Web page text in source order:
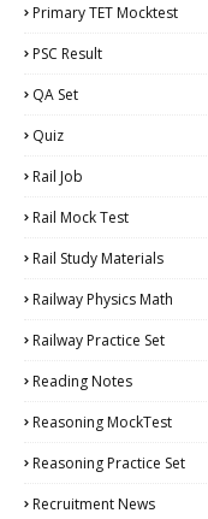
Primary TET Mocktest
PSC Result
QA Set
Quiz
Rail Job
Rail Mock Test
Rail Study Materials
Railway Physics Math
Railway Practice Set
Reading Notes
Reasoning MockTest
Reasoning Practice Set
Recruitment News